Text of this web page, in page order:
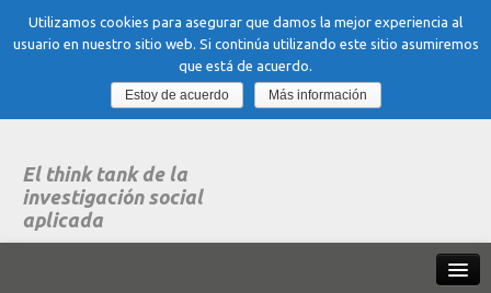
El think tank de la
investigación social
aplicada
Utilizamos cookies para asegurar que damos la mejor experiencia al
usuario en nuestro sitio web. Si continúa utilizando este sitio asumiremos
que está de acuerdo.
Estoy de acuerdo
Más información